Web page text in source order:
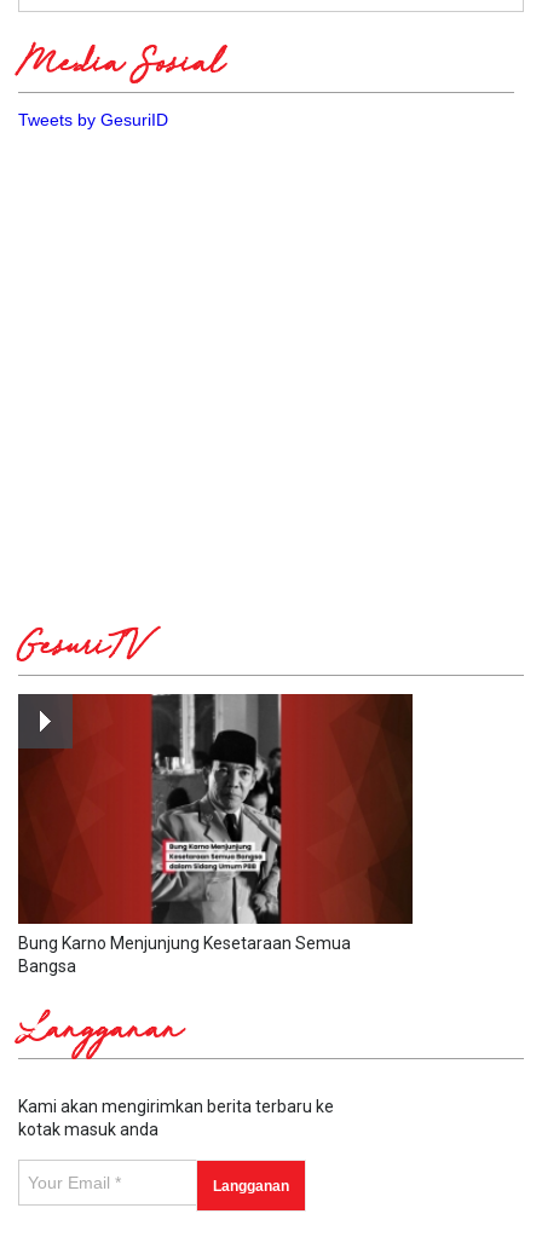
Media Sosial
Tweets by GesuriID
GesuriTV
Bung Karno Menjunjung Kesetaraan Semua
Bangsa
Langganan
Kami akan mengirimkan berita terbaru ke
kotak masuk anda